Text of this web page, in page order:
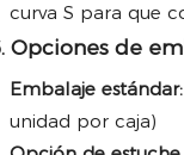
curva S para que
Opciones de
Embalaje estándar:
unidad por caja)